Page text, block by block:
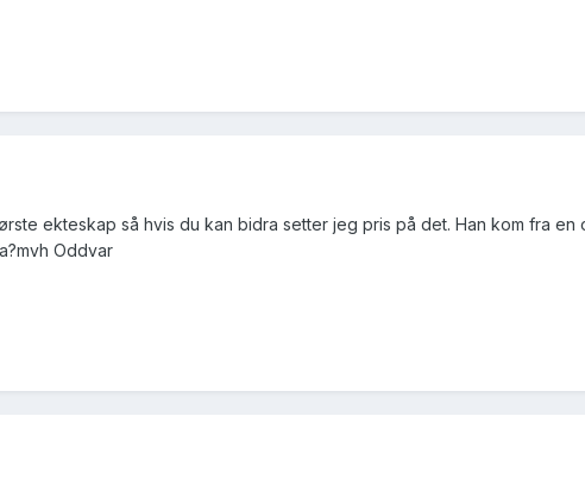
ekteskap så hvis du kan bidra setter jeg pris på det. Han kom fra en
Oddvar